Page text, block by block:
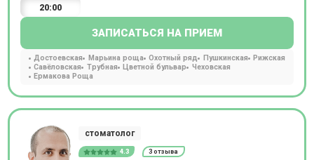
20:00
ЗАПИСАТЬСЯ НА ПРИЕМ
Достоевская Марьина роща Охотный ряд Пушкинская
Рижская
Савёловская
Трубная Цветной бульвар
Чеховская
Ермакова Роща
стоматолог
4.3 3 отзыва